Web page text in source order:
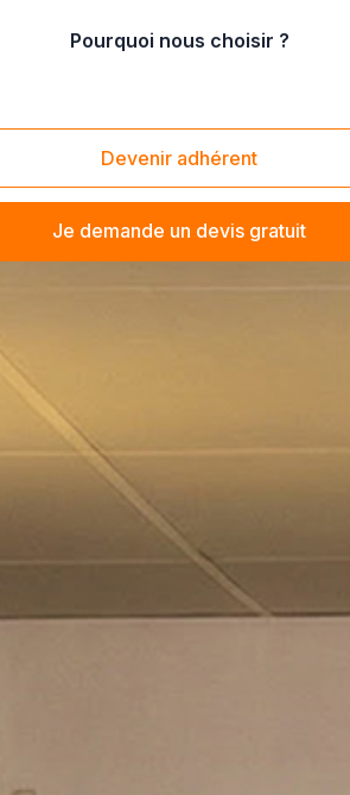
Pourquoi nous choisir ?
Devenir adhérent
Je demande un devis gratuit